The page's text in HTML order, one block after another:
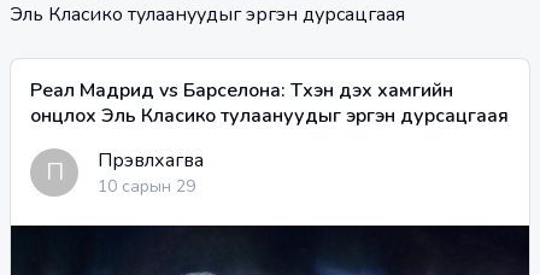
Эль Класико тулаануудыг эргэн дурсацгаая
Реал Мадрид vs Барселона: Түүхэн дэх хамгийн
онцлох Эль Класико тулаануудыг эргэн дурсацгаая
П Пүрэвлхагва
10 сарын 29